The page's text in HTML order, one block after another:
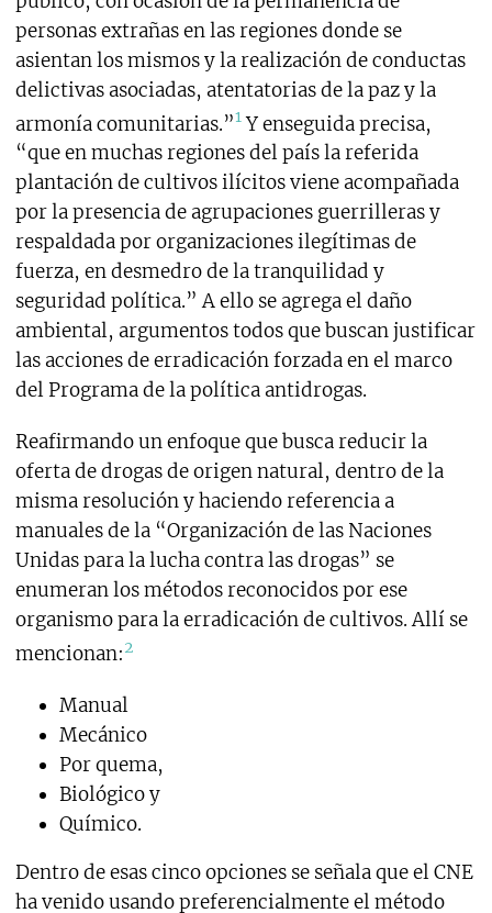
personas extrañas en las regiones donde se
asientan los mismos y la realización de conductas
delictivas asociadas, atentatorias de la paz y la
armonía comunitarias.”1Y enseguida precisa,
“que en muchas regiones del país la referida
plantación de cultivos ilícitos viene acompañada
por la presencia de agrupaciones guerrilleras y
respaldada por organizaciones ilegítimas de
fuerza, en desmedro de la tranquilidad y
seguridad política.” A ello se agrega el daño
ambiental, argumentos todos que buscan justificar
las acciones de erradicación forzada en el marco
del Programa de la política antidrogas.
Reafirmando un enfoque que busca reducir la
oferta de drogas de origen natural, dentro de la
misma resolución y haciendo referencia a
manuales de la “Organización de las Naciones
Unidas para la lucha contra las drogas” se
enumeran los métodos reconocidos por ese
organismo para la erradicación de cultivos. Allí se
mencionan:2
Manual
Mecánico
Por quema,
Biológico y
Químico.
Dentro de esas cinco opciones se señala que el CNE
ha venido usando preferencialmente el método